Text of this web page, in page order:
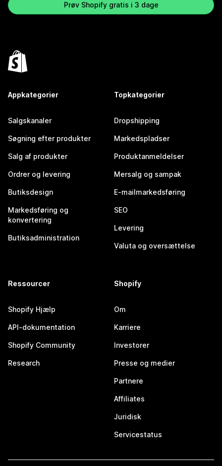
Prøv Shopify gratis i 3 dage
Appkategorier
Salgskanaler
Søgning efter produkter
Salg af produkter
Ordrer og levering
Butiksdesign
Markedsføring og
konvertering
Butiksadministration
Topkategorier
Dropshipping
Markedspladser
Produktanmeldelser
Mersalg og sampak
E-mailmarkedsføring
SEO
Levering
Valuta og oversættelse
Ressourcer
Shopify Hjælp
API-dokumentation
Shopify Community
Research
Shopify
Om
Karriere
Investorer
Presse og medier
Partnere
Affiliates
Juridisk
Servicestatus